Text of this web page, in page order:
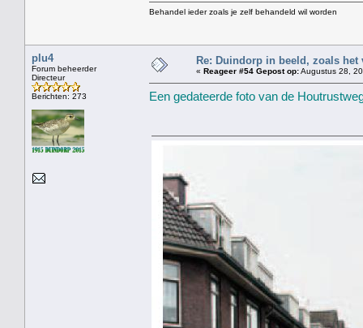
Behandel ieder zoals je zelf behandeld wil worden
plu4
Forum beheerder
Directeur
Berichten: 273
Re: Duindorp in beeld, zoals het
« Reageer #54 Gepost op:Augustus 28,
Een gedateerde foto van de